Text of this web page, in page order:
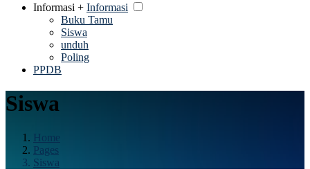
Informasi + Informasi
Buku Tamu
Siswa
unduh
Poling
PPDB
Siswa
Home
Pages
Siswa